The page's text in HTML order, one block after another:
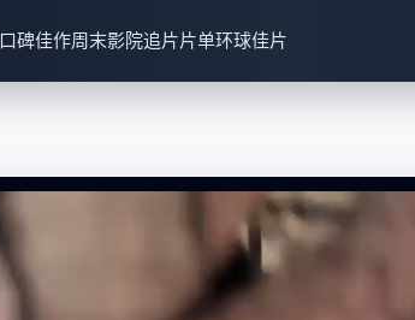
口碑佳作周末影院追片片单环球佳片